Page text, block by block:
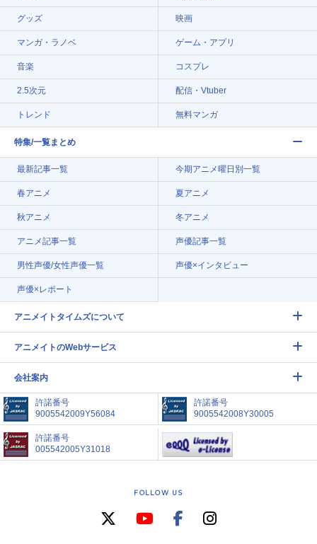
グッズ 映画
マンガ・ラノベ ゲーム・アプリ
音楽 コスプレ
2.5次元 配信・Vtuber
トレンド 無料マンガ
特集/一覧まとめ
最新記事一覧 今期アニメ曜日別一覧
春アニメ 夏アニメ
秋アニメ 冬アニメ
アニメ記事一覧 声優記事一覧
男性声優/女性声優一覧 声優×インタビュー
声優×レポート
アニメイトタイムズについて
アニメイトのWebサービス
会社案内
許諾番号
9005542009Y56084
許諾番号
9005542008Y30005
許諾番号
005542005Y31018
FOLLOW US